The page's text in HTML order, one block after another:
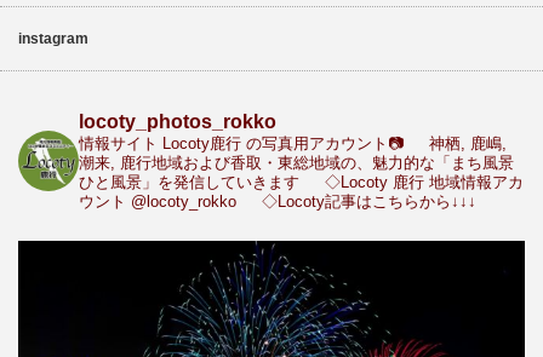
instagram
locoty_photos_rokko
情報サイト Locoty鹿行 の写真用アカウント📷
神栖, 鹿嶋,
潮来, 鹿行地域および香取・東総地域の、魅力的な「まち風景
ひと風景」を発信していきます
◇Locoty 鹿行 地域情報アカ
ウント @locoty_rokko ◇Locoty記事はこちらから↓↓↓